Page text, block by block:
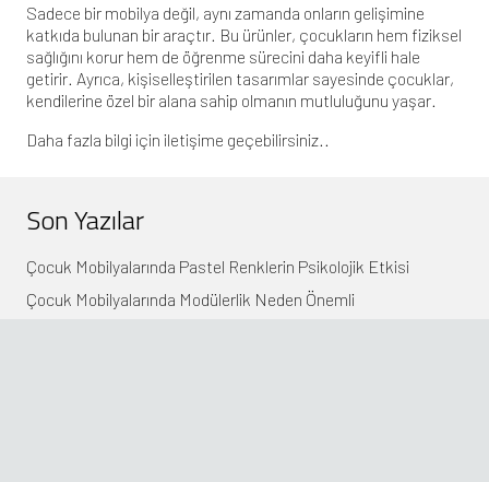
Sadece bir mobilya değil, aynı zamanda onların gelişimine
katkıda bulunan bir araçtır. Bu ürünler, çocukların hem fiziksel
sağlığını korur hem de öğrenme sürecini daha keyifli hale
getirir. Ayrıca, kişiselleştirilen tasarımlar sayesinde çocuklar,
kendilerine özel bir alana sahip olmanın mutluluğunu yaşar.
Daha fazla bilgi için iletişime geçebilirsiniz..
Son Yazılar
Çocuk Mobilyalarında Pastel Renklerin Psikolojik Etkisi
Çocuk Mobilyalarında Modülerlik Neden Önemli